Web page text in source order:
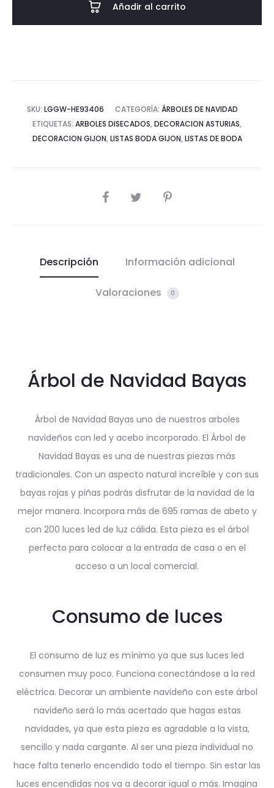
Añadir al carrito
SKU: LGGW-HE93406 CATEGORÍA: ÁRBOLES DE NAVIDAD
ETIQUETAS: ARBOLES DISECADOS, DECORACION ASTURIAS,
DECORACION GIJON, LISTAS BODA GIJON, LISTAS DE BODA
COMPARTIR
Descripción Información adicional
Valoraciones 0
Árbol de Navidad Bayas
Árbol de Navidad Bayas uno de nuestros arboles
navideños con led y acebo incorporado. El Árbol de
Navidad Bayas es una de nuestras piezas más
tradicionales. Con un aspecto natural increíble y con sus
bayas rojas y piñas podrás disfrutar de la navidad de la
mejor manera. Incorpora más de 695 ramas de abeto y
con 200 luces led de luz cálida. Esta pieza es el árbol
perfecto para colocar a la entrada de casa o en el
acceso a un local comercial.
Consumo de luces
El consumo de luz es mínimo ya que sus luces led
consumen muy poco. Funciona conectándose a la red
eléctrica. Decorar un ambiente navideño con este árbol
navideño será lo más acertado que hagas estas
navidades, ya que esta pieza es agradable a la vista,
sencillo y nada cargante. Al ser una pieza individual no
hace falta tenerlo encendido todo el tiempo. Sin estar las
luces encendidas nos va a decorar igual o más. Imagina